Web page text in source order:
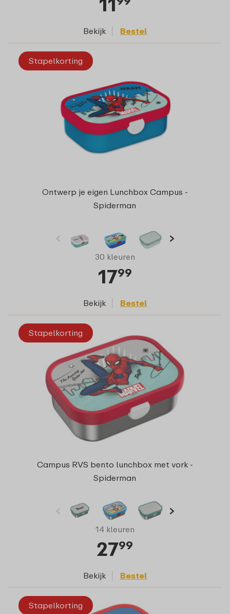
Bekijk Bestel
Stapelkorting
Ontwerp je eigen Lunchbox Campus -
Spiderman
30 kleuren
1799
Bekijk Bestel
Stapelkorting
Campus RVS bento lunchbox met vork -
Spiderman
14 kleuren
2799
Bekijk Bestel
Stapelkorting